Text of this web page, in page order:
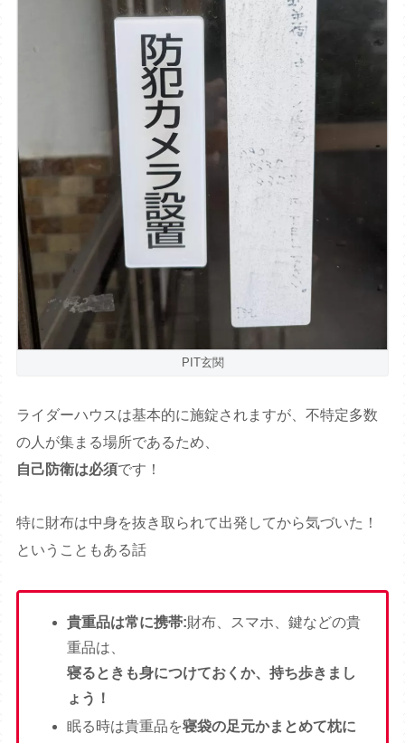
PIT玄関
ライダーハウスは基本的に施錠されますが、不特定多数
の人が集まる場所であるため、
自己防衛は必須です！
特に財布は中身を抜き取られて出発してから気づいた！
ということもある話
貴重品は常に携帯:財布、スマホ、鍵などの貴
重品は、
寝るときも身につけておくか、持ち歩きまし
ょう！
眠る時は貴重品を寝袋の足元かまとめて枕に